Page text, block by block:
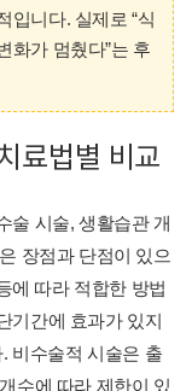
입니다. 실제로 “식
화가 멈췄다”는 후
료법별 비교
술 시술, 생활습관 개
장점과 단점이 있으
에 따라 적합한 방법
기간에 효과가 있지
비수술적 시술은 출
수에 따라 제한이 있